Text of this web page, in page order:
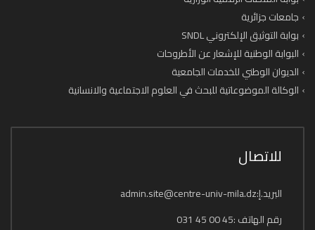
جامعات جزائرية
بوابة التوثيق الإلكتروني SNDL
البوابة الوطنية للإشعار عن الأطروحات
الديوان الوطني للخدمات الجامعية
الوكالة الموضوعاتية للبحث في العلوم الاجتماعية والانسانية
للاتصال
البريد.إ:admin.site@centre-univ-mila.dz
رقم الهاتف :45 00 45 031